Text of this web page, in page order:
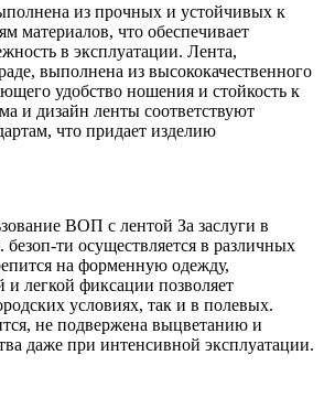
из прочных и устойчивых к
материалов, что обеспечивает
в эксплуатации. Лента,
выполнена из высококачественного
удобство ношения и стойкость к
и дизайн ленты соответствуют
что придает изделию
ВОП с лентой За заслуги в
ти осуществляется в различных
на форменную одежду,
и легкой фиксации позволяет
условиях, так и в полевых.
не подвержена выцветанию и
даже при интенсивной эксплуатации.